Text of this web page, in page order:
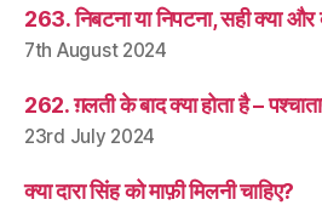
263. निबटना या निपटना, सही क्या और
7th August 2024
262. ग़लती के बाद क्या होता है –
23rd July 2024
क्या दारा सिंह को माफ़ी मिलनी चाहिए?